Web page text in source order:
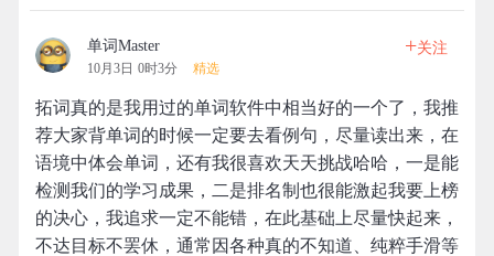
单词Master
10月3日 0时3分 精选
+关注
拓词真的是我用过的单词软件中相当好的一个了，我推
荐大家背单词的时候一定要去看例句，尽量读出来，在
语境中体会单词，还有我很喜欢天天挑战哈哈，一是能
检测我们的学习成果，二是排名制也很能激起我要上榜
的决心，我追求一定不能错，在此基础上尽量快起来，
不达目标不罢休，通常因各种真的不知道、纯粹手滑等